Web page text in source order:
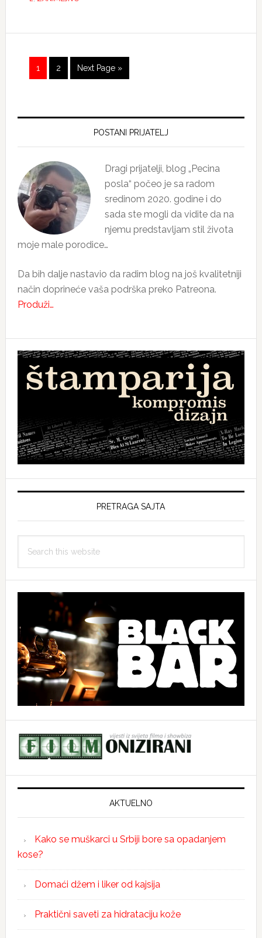
Page
1 Page
2
Go
to
Next Page »
Primary
POSTANI PRIJATELJ
Dragi prijatelji, blog „Pecina
posla“ počeo je sa radom
sredinom 2020. godine i do
sada ste mogli da vidite da na
njemu predstavljam stil života
moje male porodice…
Da bih dalje nastavio da radim blog na još kvalitetniji
način doprineće vaša podrška preko Patreona.
Produži…
PRETRAGA SAJTA
this
AKTUELNO
Kako se muškarci u Srbiji bore sa opadanjem
kose?
Domaći džem i liker od kajsija
Praktični saveti za hidrataciju kože